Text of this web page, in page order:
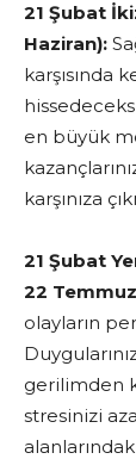
21 Şubat
Haziran):
karşısında
en büyük
karşınıza
21 Şubat
22
olayların
gerilimden
stresinizi